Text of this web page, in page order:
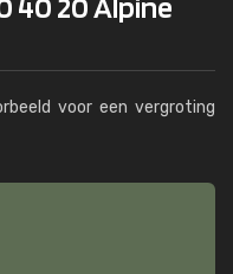
voor een vergroting